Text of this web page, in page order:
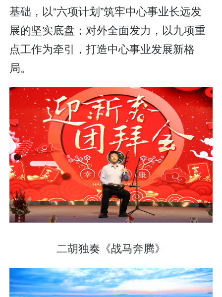
基础，以“六项计划”筑牢中心事业长远发
展的坚实底盘；对外全面发力，以九项重
点工作为牵引，打造中心事业发展新格
局。
二胡独奏《战马奔腾》